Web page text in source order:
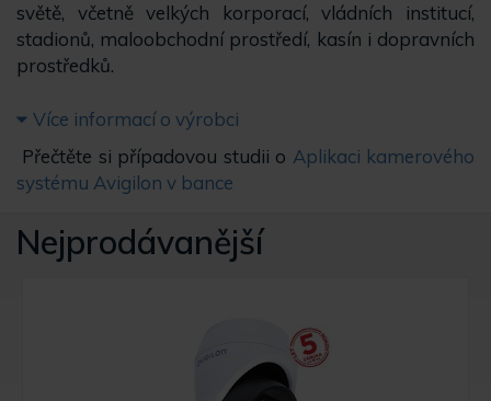
světě, včetně velkých korporací, vládních institucí,
stadionů, maloobchodní prostředí, kasín i dopravních
prostředků.
Více informací o výrobci
Přečtěte si případovou studii o Aplikaci kamerového
systému Avigilon v bance
Nejprodávanější